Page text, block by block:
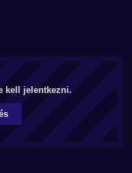
kell jelentkezni.